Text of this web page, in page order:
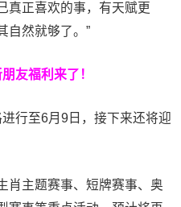
真正喜欢的事，有天赋更
自然就够了。”
友福利来了！
行至6月9日，接下来还将迎
肖主题赛事、短牌赛事、奥